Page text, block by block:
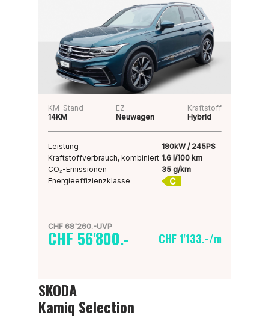
KM-Stand
14KM
EZ
Neuwagen
Kraftstoff
Hybrid
Leistung
180kW / 245PS
Kraftstoffverbrauch, kombiniert 1.6 l/100 km
CO₂-Emissionen
35 g/km
Energieeffizienzklasse
C
CHF 68'260.-UVP
CHF 56'800.- CHF 1'133.-/m
SKODA
Kamiq Selection